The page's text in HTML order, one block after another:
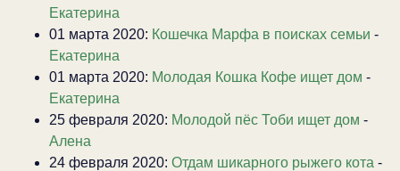
Екатерина
01 марта 2020: Кошечка Марфа в поисках семьи -
Екатерина
01 марта 2020: Молодая Кошка Кофе ищет дом -
Екатерина
25 февраля 2020: Молодой пёс Тоби ищет дом -
Алена
24 февраля 2020: Отдам шикарного рыжего кота -